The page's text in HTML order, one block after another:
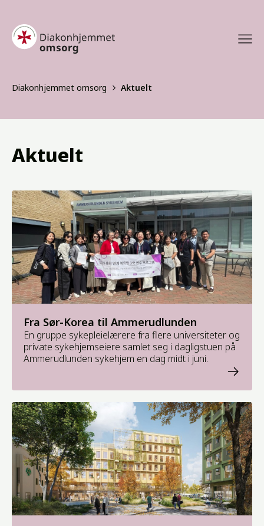
Diakonhjemmet omsorg Aktuelt
Aktuelt
Fra Sør-Korea til Ammerudlunden
En gruppe sykepleielærere fra flere universiteter og
private sykehjemseiere samlet seg i dagligstuen på
Ammerudlunden sykehjem en dag midt i juni.